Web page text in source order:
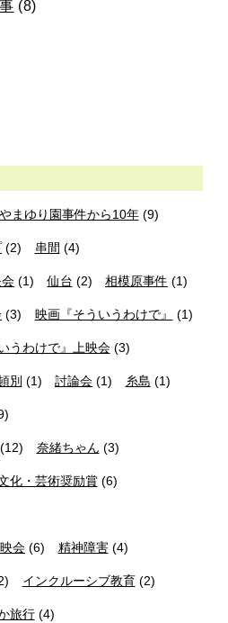
(8)
やまゆり園事件から10年(9)
(2) 串間 (4)
会 (1) 仙台 (2) 相模原事件 (1)
(3) 映画『そういうわけで』 (1)
うわけで』上映会(3)
別 (1) 討論会 (1) 糸島 (1)
奈緒ちゃん (3)
化・芸術奨励賞(6)
会 (6) 精神障害(4)
インクルーシブ教育(2)
旅行(4)